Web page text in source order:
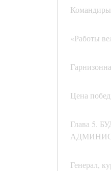
«Работы
Цена побед
Глава 5.
Генерал,